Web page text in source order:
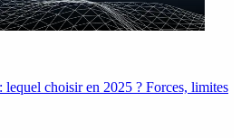
choisir en 2025 ? Forces, limites